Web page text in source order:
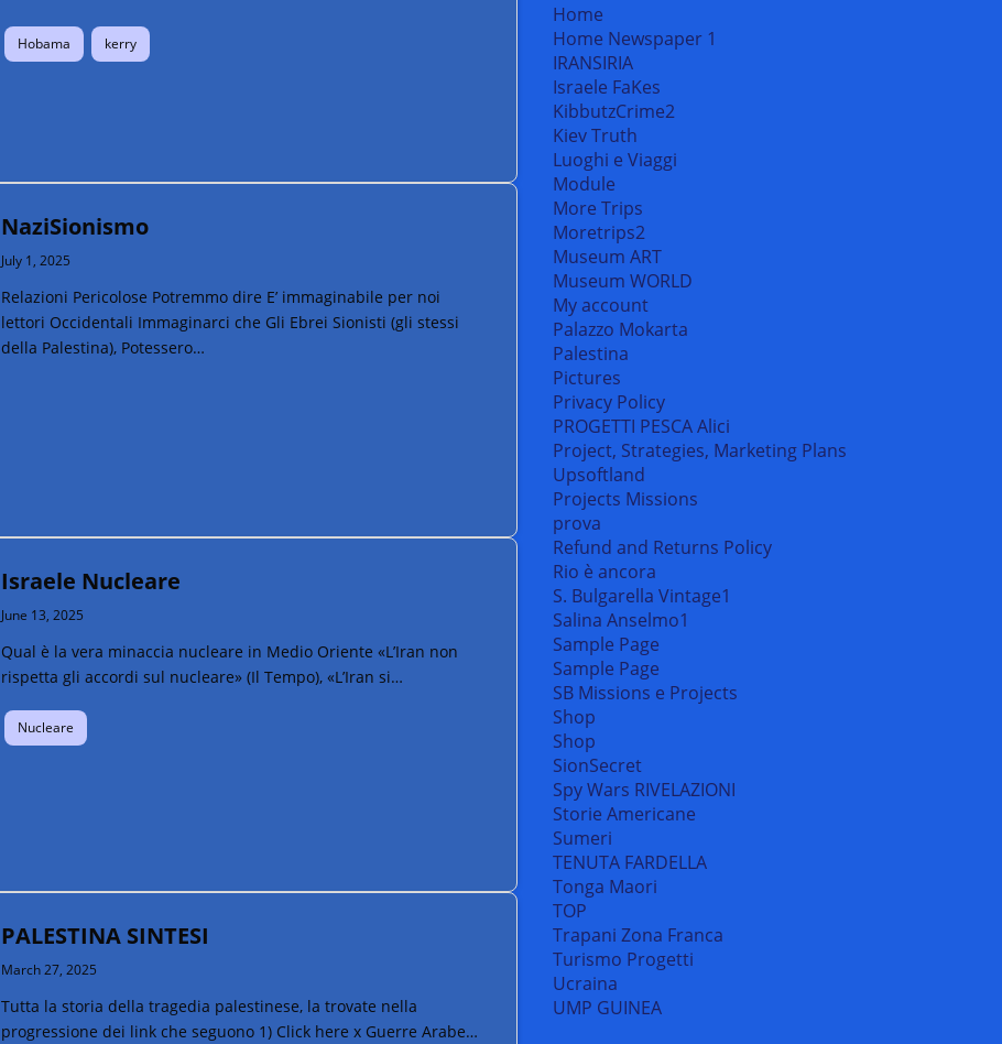
Hobama kerry
NaziSionismo
July 1, 2025
Relazioni Pericolose Potremmo dire E’ immaginabile per noi
lettori Occidentali Immaginarci che Gli Ebrei Sionisti (gli stessi
della Palestina), Potessero…
Israele Nucleare
June 13, 2025
Qual è la vera minaccia nucleare in Medio Oriente «L’Iran non
rispetta gli accordi sul nucleare» (Il Tempo), «L’Iran si…
Nucleare
PALESTINA SINTESI
March 27, 2025
Tutta la storia della tragedia palestinese, la trovate nella
progressione dei link che seguono 1) Click here x Guerre Arabe…
Home
Home Newspaper 1
IRANSIRIA
Israele FaKes
KibbutzCrime2
Kiev Truth
Luoghi e Viaggi
Module
More Trips
Moretrips2
Museum ART
Museum WORLD
My account
Palazzo Mokarta
Palestina
Pictures
Privacy Policy
PROGETTI PESCA Alici
Project, Strategies, Marketing Plans
Upsoftland
Projects Missions
prova
Refund and Returns Policy
Rio è ancora
S. Bulgarella Vintage1
Salina Anselmo1
Sample Page
Sample Page
SB Missions e Projects
Shop
Shop
SionSecret
Spy Wars RIVELAZIONI
Storie Americane
Sumeri
TENUTA FARDELLA
Tonga Maori
TOP
Trapani Zona Franca
Turismo Progetti
Ucraina
UMP GUINEA